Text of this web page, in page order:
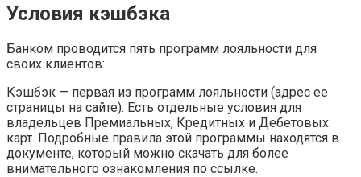
Условия кэшбэка
Банком проводится пять программ лояльности для
своих клиентов:
Кэшбэк — первая из программ лояльности (адрес ее
страницы на сайте). Есть отдельные условия для
владельцев Премиальных, Кредитных и Дебетовых
карт. Подробные правила этой программы находятся в
документе, который можно скачать для более
внимательного ознакомления по ссылке.